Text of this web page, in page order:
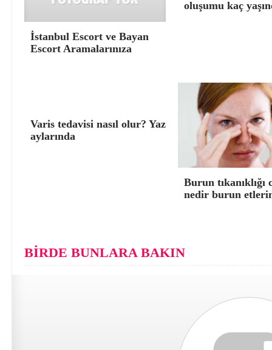
İstanbul Escort ve Bayan
Escort Aramalarınıza
oluşumu kaç
Varis tedavisi nasıl olur? Yaz
aylarında
Burun tıkanıklığı
nedir burun
BİRDE BUNLARA BAKIN